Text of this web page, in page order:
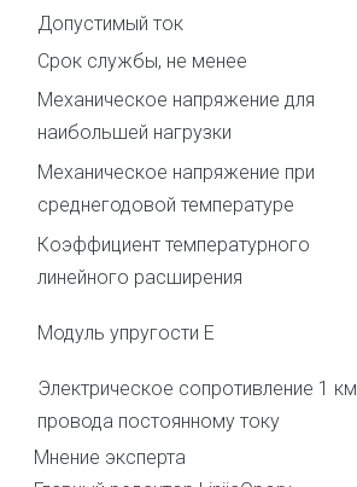
Допустимый ток
Срок службы, не менее
Механическое напряжение для
наибольшей нагрузки
Механическое напряжение при
среднегодовой температуре
Коэффициент температурного
линейного расширения
Модуль упругости E
Электрическое сопротивление 1 км
провода постоянному току
Мнение эксперта